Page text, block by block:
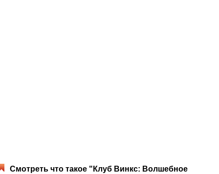
Смотреть что такое "Клуб Винкс: Волшебное